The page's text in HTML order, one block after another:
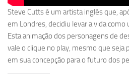
Steve Cutts é um artista inglês que,
em Londres, decidiu levar a vida como
Esta animação dos personagens de
vale o clique no play, mesmo que seja
em sua concepção para o futuro dos